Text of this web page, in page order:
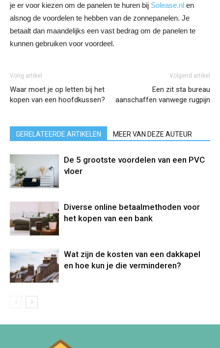
je er voor kiezen om de panelen te huren bij Solease.nl en
alsnog de voordelen te hebben van de zonnepanelen. Je
betaalt dan maandelijks een vast bedrag om de panelen te
kunnen gebruiken voor voordeel.
Vorig artikel
Waar moet je op letten bij het
kopen van een hoofdkussen?
Volgend artikel
Een zit sta bureau
aanschaffen vanwege rugpijn
GERELATEERDE ARTIKELEN MEER VAN DEZE AUTEUR
De 5 grootste voordelen van een PVC
vloer
Diverse online betaalmethoden voor
het kopen van een bank
Wat zijn de kosten van een dakkapel
en hoe kun je die verminderen?